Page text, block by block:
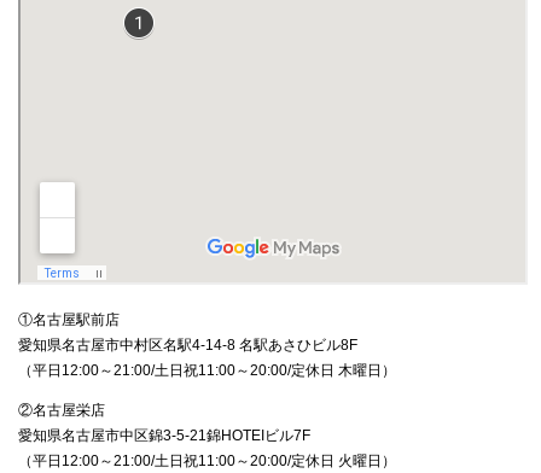
①名古屋駅前店
愛知県名古屋市中村区名駅4-14-8 名駅あさひビル8F
（平日12:00～21:00/土日祝11:00～20:00/定休日 木曜日）
②名古屋栄店
愛知県名古屋市中区錦3-5-21錦HOTEIビル7F
（平日12:00～21:00/土日祝11:00～20:00/定休日 火曜日）